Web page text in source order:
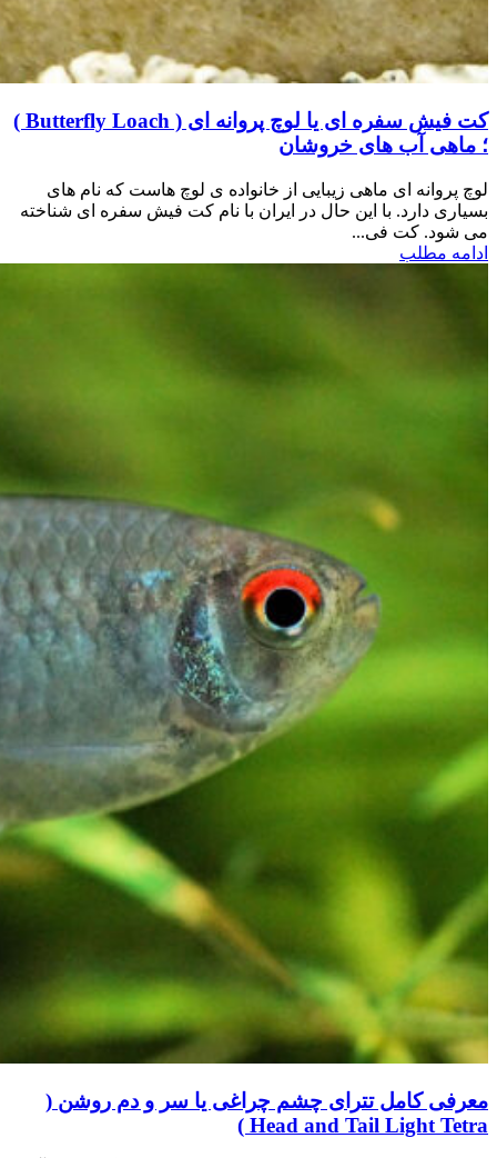
کت فیش سفره ای یا لوچ پروانه ای ( Butterfly Loach )
؛ ماهی آب های خروشان
لوچ پروانه ای ماهی زیبایی از خانواده ی لوچ هاست که نام های
بسیاری دارد. با این حال در ایران با نام کت فیش سفره ای شناخته
می شود. کت فی...
ادامه مطلب
معرفی کامل تترای چشم چراغی یا سر و دم روشن (
Head and Tail Light Tetra )